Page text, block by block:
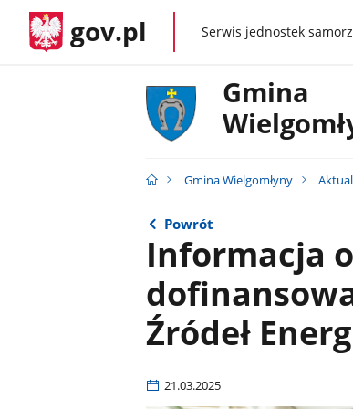
gov.pl gov.plSerwis jednostek
Gmina
Gmina Wielgomłyny
Powrót
Informacja
Źródeł
21.03.2025